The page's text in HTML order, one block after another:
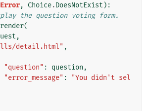
, Choice.DoesNotExist ):
the question voting form.
render(
,
detail.html" ,
"question" : question ,
"error_message" :
"You didn't sel